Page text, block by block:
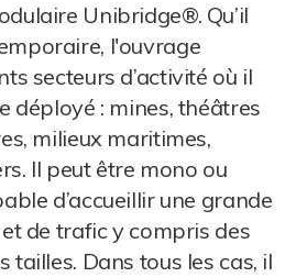
Unibridge®. Qu’il
l'ouvrage
secteurs d’activité où il
déployé : mines, théâtres
milieux maritimes,
Il peut être mono ou
d’accueillir une grande
de trafic y compris des
tailles. Dans tous les cas, il